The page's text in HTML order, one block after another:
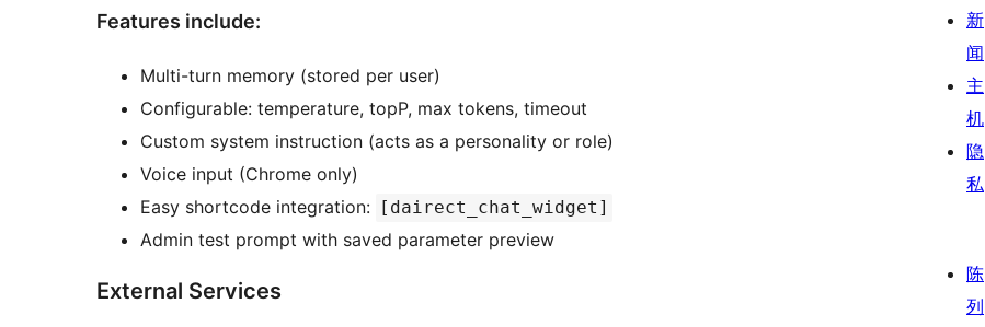
Features include:
Multi-turn memory (stored per user)
Configurable: temperature, topP, max tokens, timeout
Custom system instruction (acts as a personality or role)
Voice input (Chrome only)
Easy shortcode integration: [dairect_chat_widget]
Admin test prompt with saved parameter preview
External Services
新
闻
主
机
隐
私
陈
列